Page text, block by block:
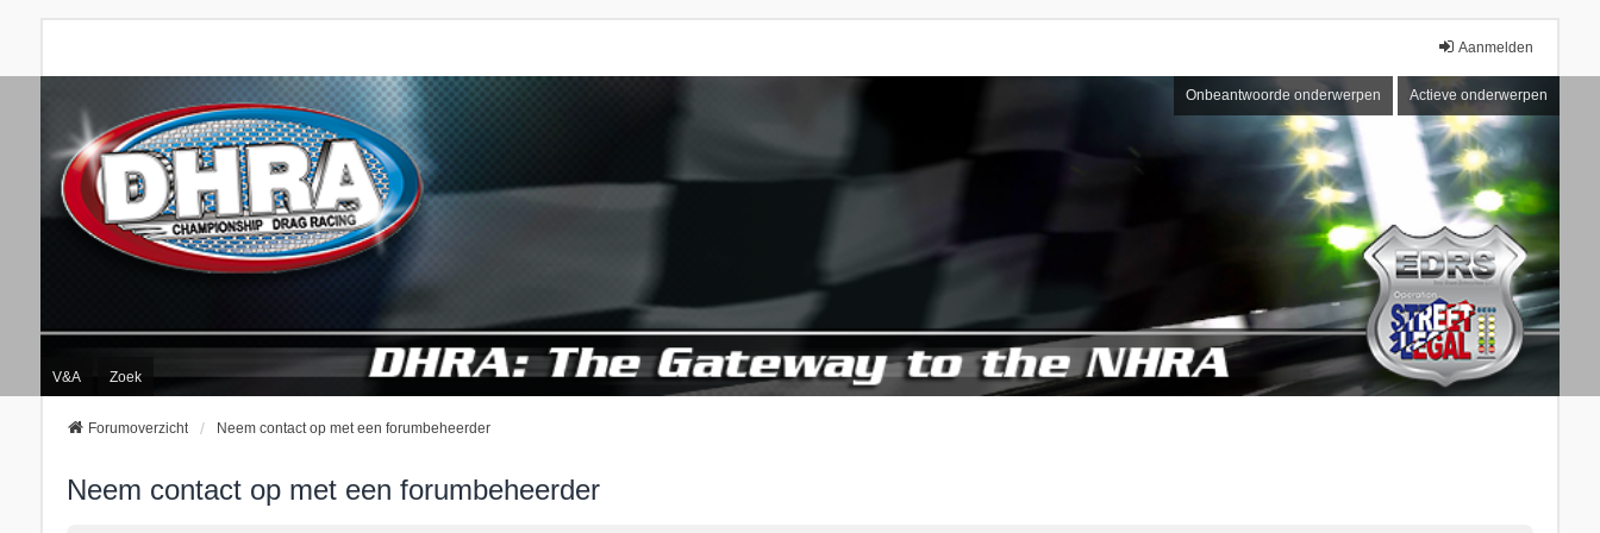
Aanmelden
Onbeantwoorde onderwerpen Actieve onderwerpen
V&A Zoek
Forumoverzicht Neem contact op met een forumbeheerder
Neem contact op met een forumbeheerder